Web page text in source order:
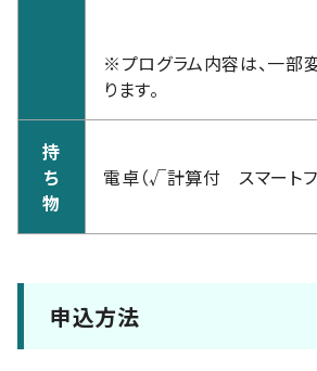
※プログラム内容は、一部
ります。
持
ち
物
電卓（√計算付 スマートフ
申込方法